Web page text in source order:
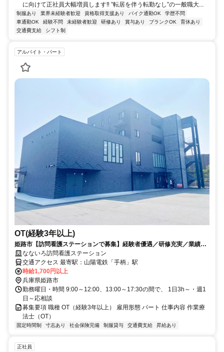
に向けて正社員大幅増員します‼ ”転居を伴う転勤なし”の一般職大...
制服あり 業界未経験者歓迎 資格取得支援あり バイク通勤OK
学歴不問
車通勤OK
経験不問 未経験者歓迎 研修あり 賞与あり ブランクOK
育休あり
交通費支給
シフト制
アルバイト・パート
OT(経験3年以上)
姫路市【訪問看護ステーションで募集】経験者優遇／研修充実／業績好
調、業務拡大／男女OK☆
なないろ訪問看護ステーション
交通アクセス 最寄駅：山陽電鉄「手柄」駅
時給1,700円以上
兵庫県姫路市
勤務曜日・時間 9:00～12:00、13:00～17:30の間で、 1日3h～・週1
日～応相談
募集要項 職種 OT（経験3年以上） 雇用形態 パート 仕事内容 作業療
法士（OT）
固定時間制 寸志あり 社会保険完備 制服貸与 交通費支給 昇給あり
正社員